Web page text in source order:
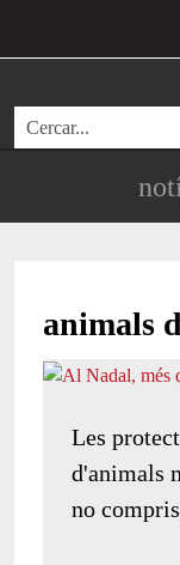
Cerca
animals
Les
d'animals
no